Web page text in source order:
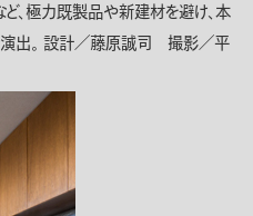
、極力既製品や新建材を避け、本
出。 設計／藤原誠司 撮影／平